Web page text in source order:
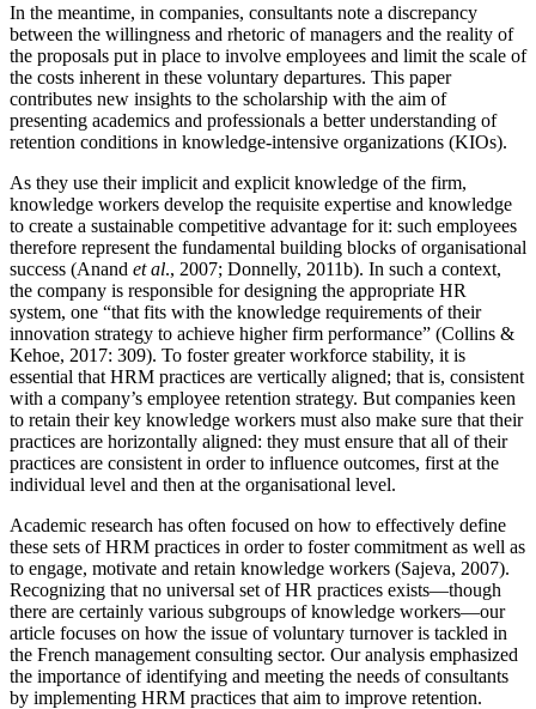
In the meantime, in companies, consultants note a discrepancy
between the willingness and rhetoric of managers and the reality of
the proposals put in place to involve employees and limit the scale of
the costs inherent in these voluntary departures. This paper
contributes new insights to the scholarship with the aim of
presenting academics and professionals a better understanding of
retention conditions in knowledge-intensive organizations (KIOs).
As they use their implicit and explicit knowledge of the firm,
knowledge workers develop the requisite expertise and knowledge
to create a sustainable competitive advantage for it: such employees
therefore represent the fundamental building blocks of organisational
success (Anand et al., 2007; Donnelly, 2011b). In such a context,
the company is responsible for designing the appropriate HR
system, one “that fits with the knowledge requirements of their
innovation strategy to achieve higher firm performance” (Collins &
Kehoe, 2017: 309). To foster greater workforce stability, it is
essential that HRM practices are vertically aligned; that is, consistent
with a company’s employee retention strategy. But companies keen
to retain their key knowledge workers must also make sure that their
practices are horizontally aligned: they must ensure that all of their
practices are consistent in order to influence outcomes, first at the
individual level and then at the organisational level.
Academic research has often focused on how to effectively define
these sets of HRM practices in order to foster commitment as well as
to engage, motivate and retain knowledge workers (Sajeva, 2007).
Recognizing that no universal set of HR practices exists—though
there are certainly various subgroups of knowledge workers—our
article focuses on how the issue of voluntary turnover is tackled in
the French management consulting sector. Our analysis emphasized
the importance of identifying and meeting the needs of consultants
by implementing HRM practices that aim to improve retention.